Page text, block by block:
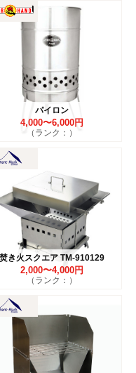
パイロン
4,000〜6,000円
（ランク：）
焚き火スクエア TM-910129
2,000〜4,000円
（ランク：）